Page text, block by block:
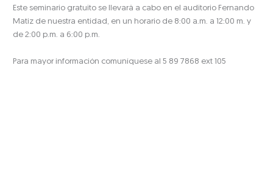
Este seminario gratuito se llevará a cabo en el auditorio Fernando
Matiz de nuestra entidad, en un horario de 8:00 a.m. a 12:00 m. y
de 2:00 p.m. a 6:00 p.m.
Para mayor información comuníquese al 5 89 7868 ext 105